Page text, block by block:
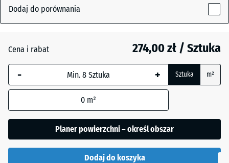
granit(active)
Atlantyk
Lawenda
Wybrany,
niebiesko
obramowany
wymiar jest
obliczenia
zapotrzebowania
(chyba że w
danych produktu
Dodaj do porównania
Cena i rabat 274,00 zł / Sztuka
- + Sztuka m²
0 m²
Planer powierzchni – określ obszar
Dodaj do koszyka